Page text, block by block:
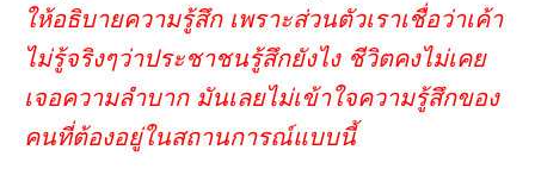
ให้อธิบายความรู้สึก เพราะส่วนตัวเราเชื่อว่าเค้า
ไม่รู้จริงๆว่าประชาชนรู้สึกยังไง ชีวิตคงไม่เคย
เจอความลำบาก มันเลยไม่เข้าใจความรู้สึกของ
คนที่ต้องอยู่ในสถานการณ์แบบนี้